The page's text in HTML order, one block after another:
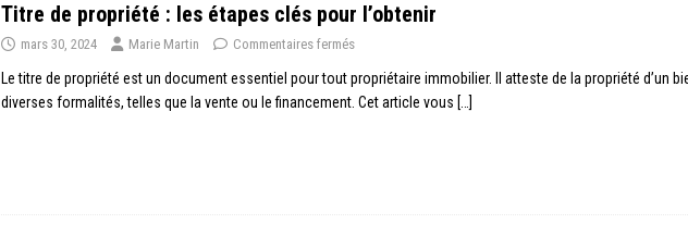
Titre de propriété : les étapes clés pour l’obtenir
mars 30, 2024 Marie Martin Commentaires fermés
Le titre de propriété est un document essentiel pour tout propriétaire immobilier. Il atteste de la propriété d’un
diverses formalités, telles que la vente ou le financement. Cet article vous […]